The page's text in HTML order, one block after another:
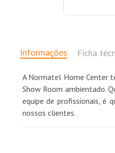
Informações Ficha
A Normatel Home Center
Show Room ambientado.
equipe de profissionais, é
nossos clientes.